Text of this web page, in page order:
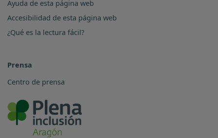
Ayuda de esta página web
Accesibilidad de esta página web
¿Qué es la lectura fácil?
Prensa
Centro de prensa